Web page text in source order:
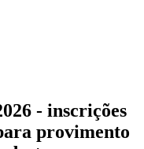
- inscrições
provimento